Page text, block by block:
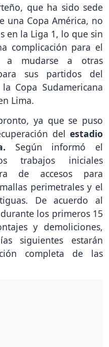
que ha sido sede
una Copa América, no
en la Liga 1, lo que sin
complicación para el
a mudarse a otras
sus partidos del
Copa Sudamericana
Lima.
ya que se puso
del estadio
Según informó el
trabajos iniciales
de accesos para
perimetrales y el
De acuerdo al
los primeros 15
y demoliciones,
siguientes estarán
completa de las